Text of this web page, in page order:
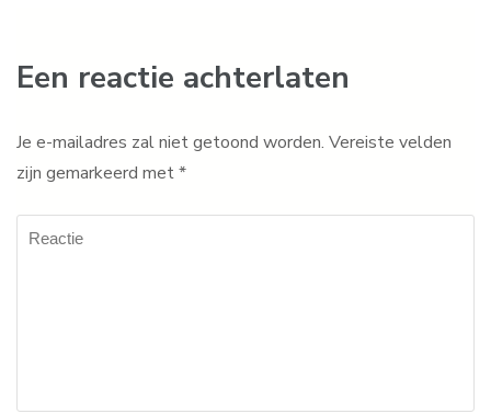
Een reactie achterlaten
Je e-mailadres zal niet getoond worden. Vereiste velden
zijn gemarkeerd met*
Reactie